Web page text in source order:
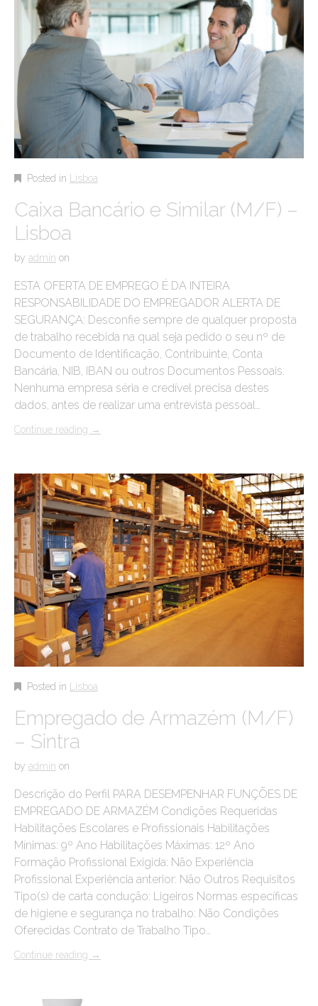
Posted in Lisboa
Caixa Bancário e Similar (M/F) –
Lisboa
by admin on
ESTA OFERTA DE EMPREGO É DA INTEIRA
RESPONSABILIDADE DO EMPREGADOR ALERTA DE
SEGURANÇA: Desconfie sempre de qualquer proposta
de trabalho recebida na qual seja pedido o seu nº de
Documento de Identificação, Contribuinte, Conta
Bancária, NIB, IBAN ou outros Documentos Pessoais.
Nenhuma empresa séria e credível precisa destes
dados, antes de realizar uma entrevista pessoal…
Continue reading →
Posted in Lisboa
Empregado de Armazém (M/F)
– Sintra
by admin on
Descrição do Perfil PARA DESEMPENHAR FUNÇÕES DE
EMPREGADO DE ARMAZÉM Condições Requeridas
Habilitações Escolares e Profissionais Habilitações
Mínimas: 9º Ano Habilitações Máximas: 12º Ano
Formação Profissional Exigida: Não Experiência
Profissional Experiência anterior: Não Outros Requisitos
Tipo(s) de carta condução: Ligeiros Normas específicas
de higiene e segurança no trabalho: Não Condições
Oferecidas Contrato de Trabalho Tipo…
Continue reading →